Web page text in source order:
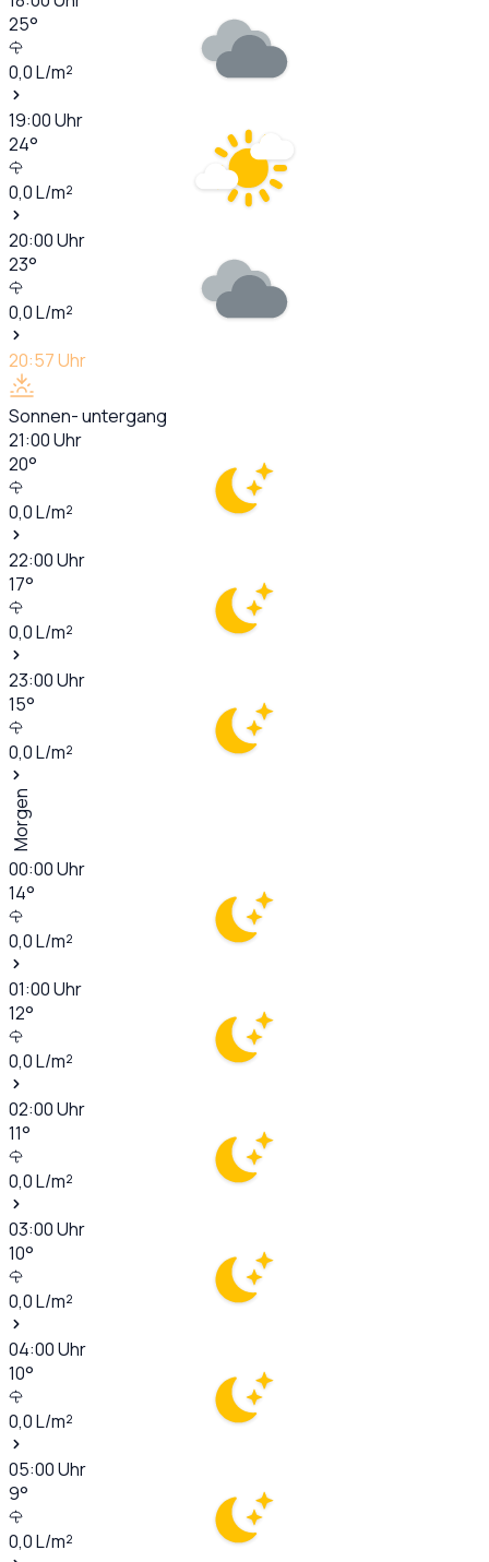
25°
0,0L/m²
19:00Uhr
24°
0,0L/m²
20:00Uhr
23°
0,0L/m²
20:57Uhr
Sonnen- untergang
21:00Uhr
20°
0,0L/m²
22:00Uhr
17°
0,0L/m²
23:00Uhr
15°
0,0L/m²
Morgen
00:00Uhr
14°
0,0L/m²
01:00Uhr
12°
0,0L/m²
02:00Uhr
11°
0,0L/m²
03:00Uhr
10°
0,0L/m²
04:00Uhr
10°
0,0L/m²
05:00Uhr
9°
0,0L/m²